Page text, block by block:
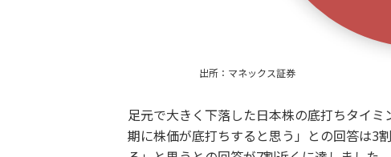
出所：マネックス証券
足元で大きく下落した日本株の底打ちタイ
期に株価が底打ちすると思う」との回答は3